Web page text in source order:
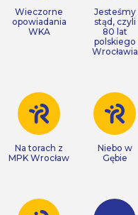
Wieczorne
opowiadania
WKA
Jesteśmy
stąd, czyli
80 lat
polskiego
Wrocławia
Na torach z
MPK Wrocław
Niebo w
Gębie